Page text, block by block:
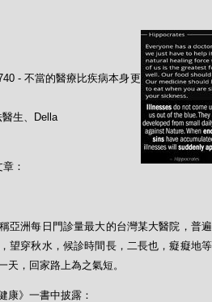
- 不當的醫療比疾病本身更
生、Della
：
亞洲每日門診量最大的台灣某大醫院，普
望穿秋水，候診時間長，二長也，癡癡地等
，回家路上為之氣短。
康》一書中披露：